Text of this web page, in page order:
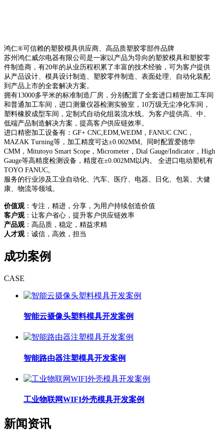
鸿仁®可信赖的塑胶模具供应商、高品质塑胶零部件品牌
苏州鸿仁威尔电器有限公司是一家以产品为导向的塑胶模具和塑胶零
件制造商，有20年的从业历程积累了丰富的技术经验，可为客户提供
从产品设计、模具设计制造、塑胶零件制造、表面处理、自动化装配
到产品上市的全套解决方案。
拥有13000多平米的标准制造厂房，分别配置了全套进口精密加工车间
和普通加工车间，进口测量仪器检测实验室，10万级无尘净化车间，
塑料橡胶成型车间，定制式自动化组装流水线。为客户提供高、中、
低端产品制造解决方案，提高客户供应链效率。
进口精密加工设备有：GF+ CNC,EDM,WEDM，FANUC CNC，
MAZAK Turning等，加工精度可达±0.002MM。同时配置爱德华
CMM，Mitutoyo Smart Scope，Micrometer，Dial Gauge/Indicator，High
Gauge等高精度检测设备，精度在±0.002MM以内。 全进口电动塑机有
TOYO FANUC。
服务的行业涉及工业自动化、汽车、医疗、电器、日化、包装、大健
康、物流等领域。
价值观：专注，精进，分享，为用户持续创造价值
客户观：让客户省心，提升客户供应链效率
产品观：高品质，稳定，精益求精
人才观：诚信，高效，担当
成功案例
CASE
智能云摄像头塑料模具开发案例
智能路由器注塑模具开发案例
工业物联网WIFI外壳模具开发案例
新闻资讯